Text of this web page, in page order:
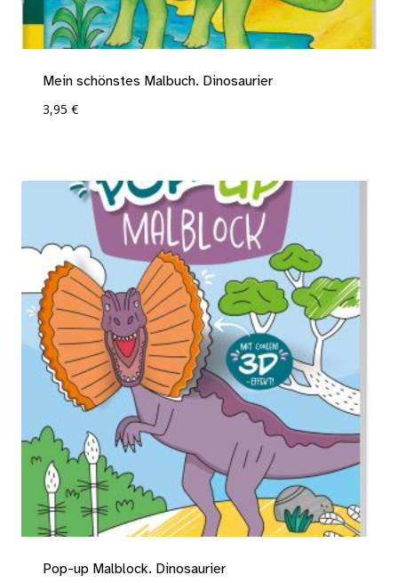
Mein schönstes Malbuch. Dinosaurier
3,95 €
Pop-up Malblock. Dinosaurier